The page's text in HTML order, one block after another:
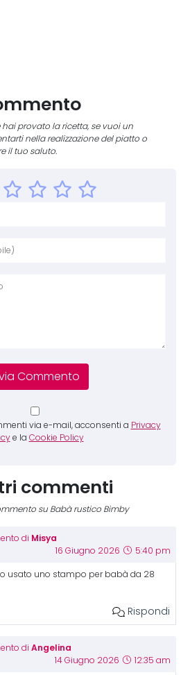
provato la ricetta, se vuoi un
nella realizzazione del piatto o
il tuo saluto.
via e-mail, acconsenti a Privacy
e la Cookie Policy
commenti
su Babà rustico Bimby
di Misya
16 Giugno 2026 5:40 pm
usato uno stampo per babà da 28
Rispondi
di Angelina
14 Giugno 2026 12:35 am